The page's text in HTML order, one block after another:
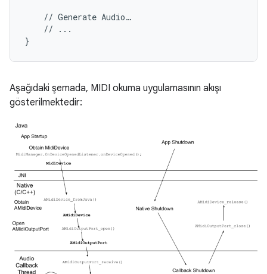
// Generate Audio…
//
...
}
Aşağıdaki şemada, MIDI okuma uygulamasının akışı
gösterilmektedir: